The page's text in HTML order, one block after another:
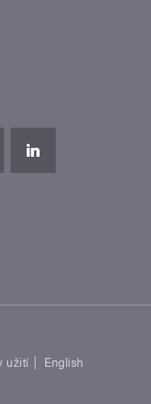
užití
English